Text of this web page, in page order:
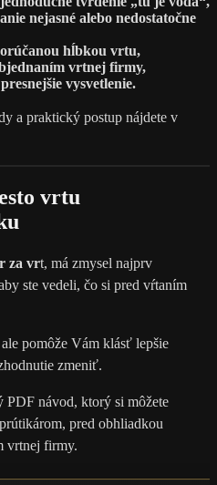
nejasné alebo nedostatočne
hĺbkou vrtu,
vrtnej firmy,
vysvetlenie.
a praktický postup nájdete v
vrtu
za vrt, má zmysel najprv
ste vedeli, čo si pred vŕtaním
pomôže Vám klásť lepšie
zmeniť.
PDF návod, ktorý si môžete
pred obhliadkou
vrtnej firmy.